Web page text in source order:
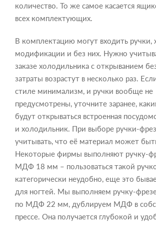
количество. То же самое касается
всех комплектующих.
В комплектацию могут входить ручки,
модификации и без них. Нужно
заказе холодильника с открыванием
затраты возрастут в несколько раз.
стиле минимализм, и ручки вообще не
предусмотрены, уточните заранее,
будут открываться встроенная
и холодильник. При выборе ручки-
учитывать, что её материал может
Некоторые фирмы выполняют ручку-
МДФ 18 мм – пользоваться такой
категорически неудобно, еще это
для ногтей. Мы выполняем ручку-
по МДФ 22 мм, дублируем МДФ в
прессе. Она получается глубокой и